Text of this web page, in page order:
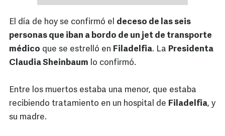
El día de hoy se confirmó el deceso de las seis
personas que iban a bordo de un jet de transporte
médico que se estrelló en Filadelfia. La Presidenta
Claudia Sheinbaum lo confirmó.
Entre los muertos estaba una menor, que estaba
recibiendo tratamiento en un hospital de Filadelfia, y
su madre.